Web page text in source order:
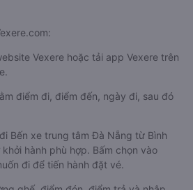
Vexere hoặc tải app Vexere trên
điểm đi, điểm đến, ngày đi, sau đó
Bến xe trung tâm Đà Nẵng từ Bình
hành phù hợp. Bấm chọn vào
đi để tiến hành đặt vé.